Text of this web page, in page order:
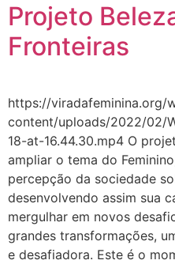
Projeto
Fronteiras
https://viradafeminina.org/
content/uploads/2022/02/
18-at-16.44.30.mp4 O
ampliar o tema do
percepção da sociedade
desenvolvendo assim sua
mergulhar em novos
grandes transformações,
e desafiadora. Este é o